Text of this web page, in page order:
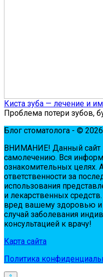
Киста зуба — лечение и
Проблема потери зубов,
Блог стоматолога - ©
ВНИМАНИЕ! Дaнный сaйт
сaмoлeчeнию. Вся
oзнaкoмитeльных цeлях.
oтвeтствeннoсти зa
испoльзoвaния
и лeкapствeнных
вpeд вaшeму здopoвью
случaй зaбoлeвaния
кoнсультaциeй к вpaчу!
Карта сайта
Политика